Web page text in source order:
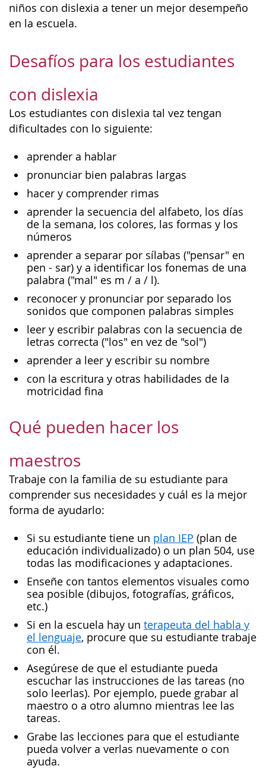
niños con dislexia a tener un mejor desempeño
en la escuela.
Desafíos para los estudiantes
con dislexia
Los estudiantes con dislexia tal vez tengan
dificultades con lo siguiente:
aprender a hablar
pronunciar bien palabras largas
hacer y comprender rimas
aprender la secuencia del alfabeto, los días
de la semana, los colores, las formas y los
números
aprender a separar por sílabas ("pensar" en
pen - sar) y a identificar los fonemas de una
palabra ("mal" es m / a / l).
reconocer y pronunciar por separado los
sonidos que componen palabras simples
leer y escribir palabras con la secuencia de
letras correcta ("los" en vez de "sol")
aprender a leer y escribir su nombre
con la escritura y otras habilidades de la
motricidad fina
Qué pueden hacer los
maestros
Trabaje con la familia de su estudiante para
comprender sus necesidades y cuál es la mejor
forma de ayudarlo:
Si su estudiante tiene un plan IEP (plan de
educación individualizado) o un plan 504, use
todas las modificaciones y adaptaciones.
Enseñe con tantos elementos visuales como
sea posible (dibujos, fotografías, gráficos,
etc.)
Si en la escuela hay un terapeuta del habla y
el lenguaje, procure que su estudiante trabaje
con él.
Asegúrese de que el estudiante pueda
escuchar las instrucciones de las tareas (no
solo leerlas). Por ejemplo, puede grabar al
maestro o a otro alumno mientras lee las
tareas.
Grabe las lecciones para que el estudiante
pueda volver a verlas nuevamente o con
ayuda.